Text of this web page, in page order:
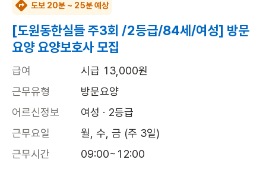
도보 20분 ~ 25분 예상
[도원동한실들 주3회 /2등급/84세/여성] 방문
요양 요양보호사 모집
급여
시급 13,000원
근무유형
방문요양
어르신정보
여성 · 2등급
근무요일
월, 수, 금 (주 3일)
근무시간
09:00~12:00